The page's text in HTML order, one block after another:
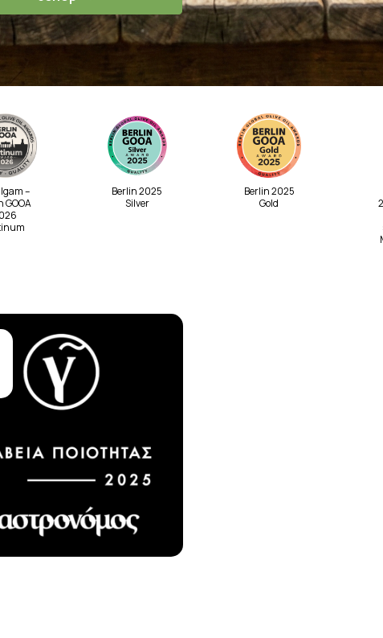
–
GOOA
Berlin 2025
Silver
Berlin 2025
Gold